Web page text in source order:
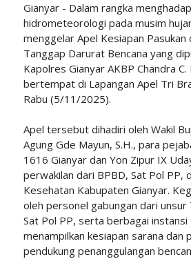
Gianyar - Dalam rangka
hidrometeorologi pada musim
menggelar Apel Kesiapan Pasukan
Tanggap Darurat Bencana yang
Kapolres Gianyar AKBP Chandra C.
bertempat di Lapangan Apel Tri
Rabu (5/11/2025).
Apel tersebut dihadiri oleh Wakil
Agung Gde Mayun, S.H., para
1616 Gianyar dan Yon Zipur IX
perwakilan dari BPBD, Sat Pol PP,
Kesehatan Kabupaten Gianyar.
oleh personel gabungan dari unsur
Sat Pol PP, serta berbagai
menampilkan kesiapan sarana dan
pendukung penanggulangan